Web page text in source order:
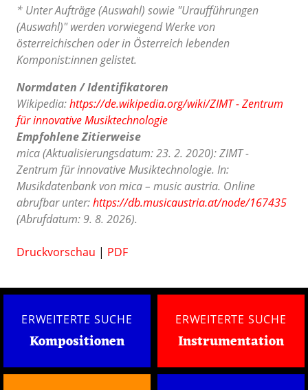
* Unter Aufträge (Auswahl) sowie "Uraufführungen
(Auswahl)" werden vorwiegend Werke von
österreichischen oder in Österreich lebenden
Komponist:innen gelistet.
Normdaten / Identifikatoren
Wikipedia:https://de.wikipedia.org/wiki/ZIMT - Zentrum
für innovative Musiktechnologie
Empfohlene Zitierweise
mica (Aktualisierungsdatum: 23. 2. 2020): ZIMT -
Zentrum für innovative Musiktechnologie. In:
Musikdatenbank von mica – music austria. Online
abrufbar unter:https://db.musicaustria.at/node/167435
(Abrufdatum: 9. 8. 2026).
Druckvorschau | PDF
ERWEITERTE SUCHE
Kompositionen
ERWEITERTE SUCHE
Instrumentation